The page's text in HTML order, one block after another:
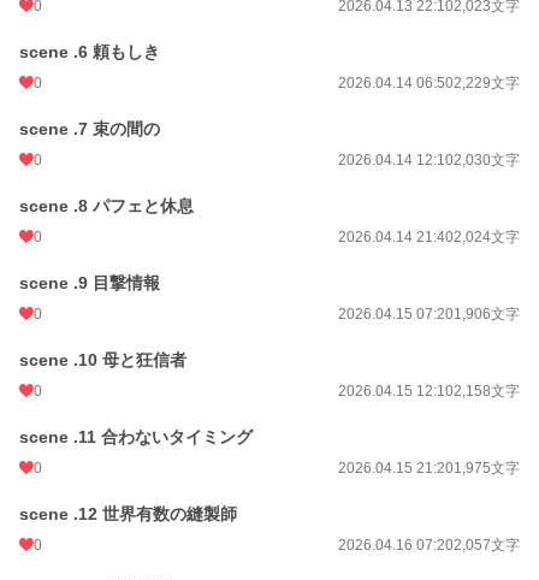
0 2026.04.13 22:102,023文字
scene .6 頼もしき
0 2026.04.14 06:502,229文字
scene .7 束の間の
0 2026.04.14 12:102,030文字
scene .8 パフェと休息
0 2026.04.14 21:402,024文字
scene .9 目撃情報
0 2026.04.15 07:201,906文字
scene .10 母と狂信者
0 2026.04.15 12:102,158文字
scene .11 合わないタイミング
0 2026.04.15 21:201,975文字
scene .12 世界有数の縫製師
0 2026.04.16 07:202,057文字